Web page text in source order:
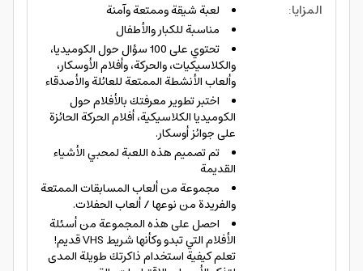
المزايا:
لعبة شيقة وممتعة وآمنة
مناسبة للكبار والأطفال
تحتوي على 100 سؤال حول الكوميديا،
والكلاسيكيات، والحركة، وأفلام الأوسكار،
وألعاب الأنشطة الممتعة للعائلة والأصدقاء
اختبر تطوير معرفتك بالأفلام حول
الكوميديا الكلاسيكية، أفلام الحركة الحائزة
على جوائز أوسكار.
تم تصميم هذه اللعبة لمحبي الأشياء
القديمة
مجموعة من ألعاب المسابقات الممتعة
والفريدة من نوعها / ألعاب الحفلات.
احصل على هذه المجموعة من أسئلة
الأفلام التي تبدو وكأنها شريط VHS قديم!
تعلم كيفية استخدام ذاكرتك طويلة المدى